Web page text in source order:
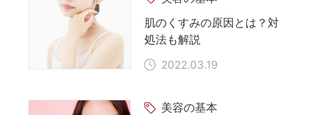
肌のくすみの原因とは？対
処法も解説
2022.03.19
美容の基本